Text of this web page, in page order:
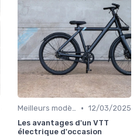
Meilleurs modèles et marques • 12/03/2025
Les avantages d'un VTT
électrique d'occasion